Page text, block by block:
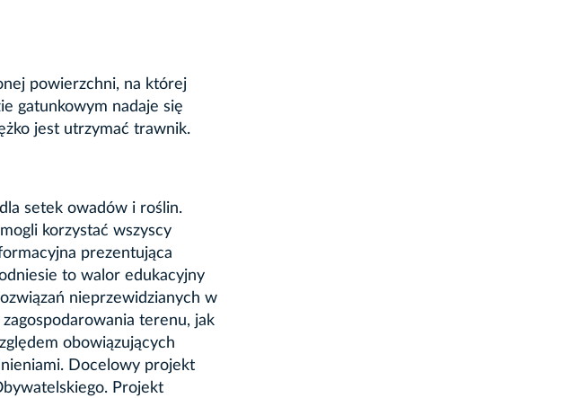
powierzchni, na której
gatunkowym nadaje się
jest utrzymać trawnik.
setek owadów i roślin.
korzystać wszyscy
prezentująca
to walor edukacyjny
nieprzewidzianych w
terenu, jak
obowiązujących
Docelowy projekt
Projekt